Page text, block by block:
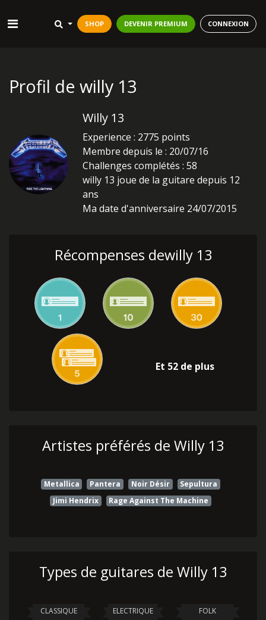
SHOP DEVENIR PREMIUM CONNEXION
Profil de willy 13
Willy 13
Experience : 2775 points
Membre depuis le : 20/07/16
Challenges complétés : 58
willy 13 joue de la guitare depuis 12
ans
Ma date d'anniversaire 24/07/2015
Récompenses dewilly 13
Et 52 de plus
Artistes préférés de Willy 13
Metallica Pantera Noir Désir
Sepultura
Jimi Hendrix
Rage Against The Machine
Types de guitares de Willy 13
CLASSIQUE ELECTRIQUE FOLK